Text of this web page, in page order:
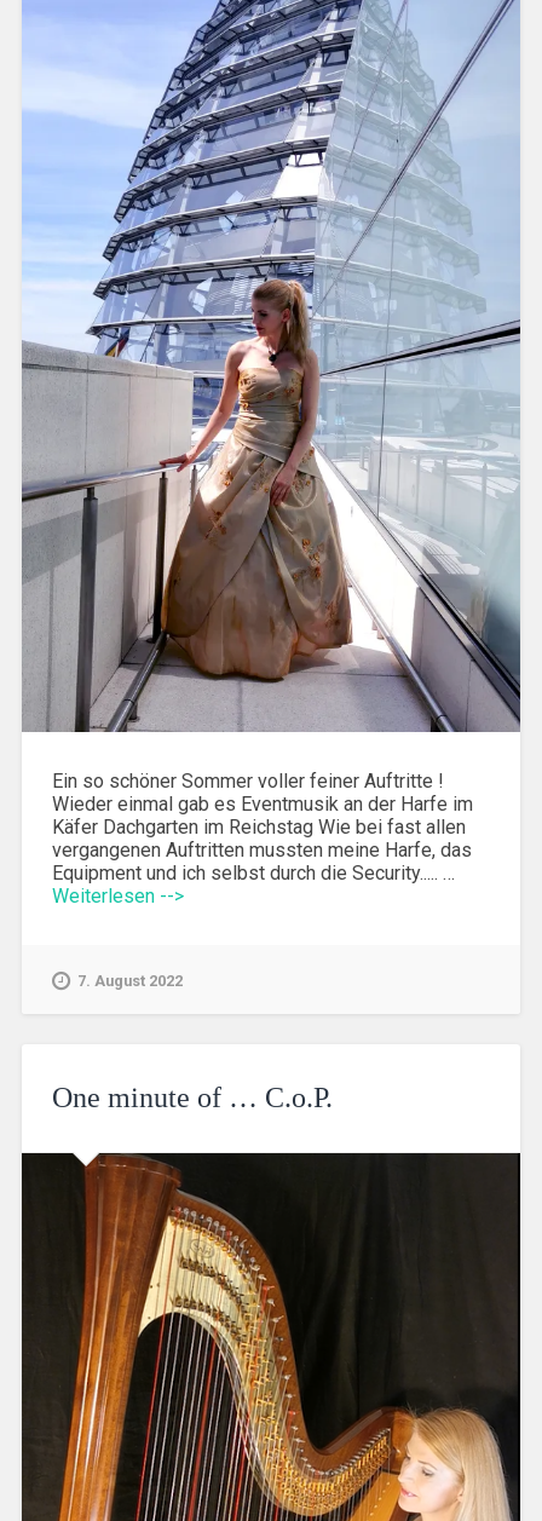
Ein so schöner Sommer voller feiner Auftritte !
Wieder einmal gab es Eventmusik an der Harfe im
Käfer Dachgarten im Reichstag Wie bei fast allen
vergangenen Auftritten mussten meine Harfe, das
Equipment und ich selbst durch die Security..... …
Weiterlesen -->
7. August 2022
One minute of … C.o.P.